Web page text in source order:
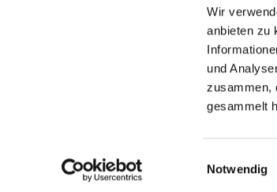
Wir
anbieten zu
und
zusammen,
gesammelt
Notwendig